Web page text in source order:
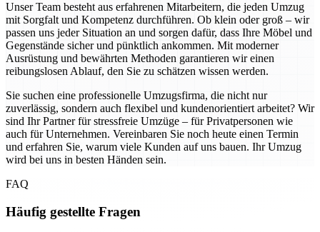
Unser Team besteht aus erfahrenen Mitarbeitern, die jeden Umzug
mit Sorgfalt und Kompetenz durchführen. Ob klein oder groß – wir
passen uns jeder Situation an und sorgen dafür, dass Ihre Möbel und
Gegenstände sicher und pünktlich ankommen. Mit moderner
Ausrüstung und bewährten Methoden garantieren wir einen
reibungslosen Ablauf, den Sie zu schätzen wissen werden.
Sie suchen eine professionelle Umzugsfirma, die nicht nur
zuverlässig, sondern auch flexibel und kundenorientiert arbeitet? Wir
sind Ihr Partner für stressfreie Umzüge – für Privatpersonen wie
auch für Unternehmen. Vereinbaren Sie noch heute einen Termin
und erfahren Sie, warum viele Kunden auf uns bauen. Ihr Umzug
wird bei uns in besten Händen sein.
FAQ
Häufig gestellte Fragen